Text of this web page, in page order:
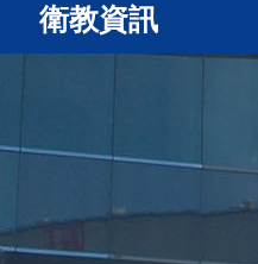
衛教資訊